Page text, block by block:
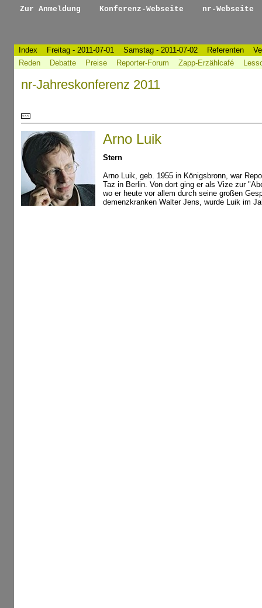
Index Freitag - 2011-07-01 Samstag - 2011-07-02 Referenten
Reden
Debatte Preise Reporter-Forum Zapp-Erzählcafé
nr-Jahreskonferenz 2011
Arno Luik
Stern
Arno Luik, geb. 1955 in Königsbronn, war
Taz in Berlin. Von dort ging er als Vize zur
wo er heute vor allem durch seine großen
demenzkranken Walter Jens, wurde Luik im
<<<
Zur Anmeldung Konferenz-Webseite nr-Webseite